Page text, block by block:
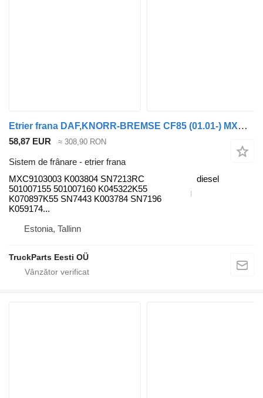
Etrier frana DAF,KNORR-BREMSE CF85 (01.01-) MXC9103003 pentru cap tractor DAF LF45, LF55, LF180, CF65, CF75, CF85 (2001-)
58,87 EUR ≈ 308,90 RON
Sistem de frânare - etrier frana
MXC9103003 K003804 SN7213RC
501007155 501007160 K045322K55
K070897K55 SN7443 K003784 SN7196
K059174...
diesel
Estonia, Tallinn
TruckParts Eesti OÜ